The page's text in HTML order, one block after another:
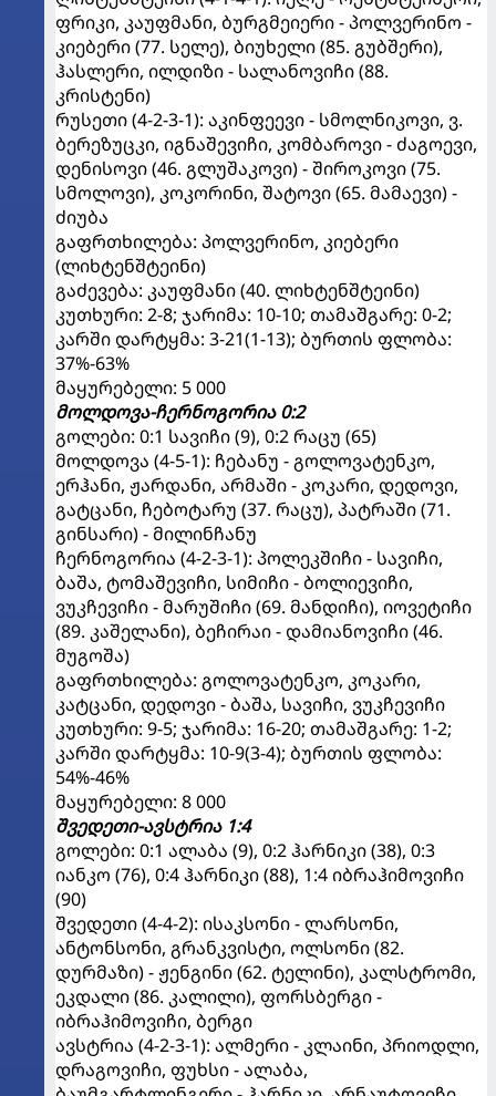
ფრიკი, კაუფმანი, ბურგმეიერი - პოლვერინო -
კიებერი (77. სელე), ბიუხელი (85. გუბშერი),
ჰასლერი, ილდიზი - სალანოვიჩი (88.
კრისტენი)
რუსეთი (4-2-3-1): აკინფეევი - სმოლნიკოვი, ვ.
ბერეზუცკი, იგნაშევიჩი, კომბაროვი - ძაგოევი,
დენისოვი (46. გლუშაკოვი) - შიროკოვი (75.
სმოლოვი), კოკორინი, შატოვი (65. მამაევი) -
ძიუბა
გაფრთხილება: პოლვერინო, კიებერი
(ლიხტენშტეინი)
გაძევება: კაუფმანი (40. ლიხტენშტეინი)
კუთხური: 2-8; ჯარიმა: 10-10; თამაშგარე: 0-2;
კარში დარტყმა: 3-21(1-13); ბურთის ფლობა:
37%-63%
მაყურებელი: 5 000
მოლდოვა-ჩერნოგორია 0:2
გოლები: 0:1 სავიჩი (9), 0:2 რაცუ (65)
მოლდოვა (4-5-1): ჩებანუ - გოლოვატენკო,
ერჰანი, ჟარდანი, არმაში - კოკარი, დედოვი,
გატცანი, ჩებოტარუ (37. რაცუ), პატრაში (71.
გინსარი) - მილინჩანუ
ჩერნოგორია (4-2-3-1): პოლეკშიჩი - სავიჩი,
ბაშა, ტომაშევიჩი, სიმიჩი - ბოლიევიჩი,
ვუკჩევიჩი - მარუშიჩი (69. მანდიჩი), იოვეტიჩი
(89. კაშელანი), ბეჩირაი - დამიანოვიჩი (46.
მუგოშა)
გაფრთხილება: გოლოვატენკო, კოკარი,
კატცანი, დედოვი - ბაშა, სავიჩი, ვუკჩევიჩი
კუთხური: 9-5; ჯარიმა: 16-20; თამაშგარე: 1-2;
კარში დარტყმა: 10-9(3-4); ბურთის ფლობა:
54%-46%
მაყურებელი: 8 000
შვედეთი-ავსტრია 1:4
გოლები: 0:1 ალაბა (9), 0:2 ჰარნიკი (38), 0:3
იანკო (76), 0:4 ჰარნიკი (88), 1:4 იბრაჰიმოვიჩი
(90)
შვედეთი (4-4-2): ისაკსონი - ლარსონი,
ანტონსონი, გრანკვისტი, ოლსონი (82.
დურმაზი) - ჟენგინი (62. ტელინი), კალსტრომი,
ეკდალი (86. კალილი), ფორსბერგი -
იბრაჰიმოვიჩი, ბერგი
ავსტრია (4-2-3-1): ალმერი - კლაინი, პრიოდლი,
დრაგოვიჩი, ფუხსი - ალაბა,